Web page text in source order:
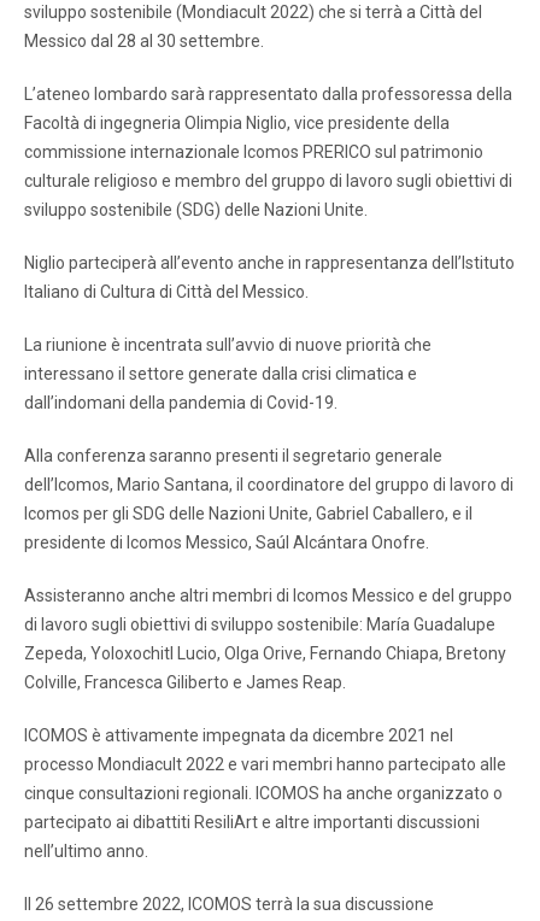
sviluppo sostenibile (Mondiacult 2022) che si terrà a Città del
Messico dal 28 al 30 settembre.
L’ateneo lombardo sarà rappresentato dalla professoressa della
Facoltà di ingegneria Olimpia Niglio, vice presidente della
commissione internazionale Icomos PRERICO sul patrimonio
culturale religioso e membro del gruppo di lavoro sugli obiettivi di
sviluppo sostenibile (SDG) delle Nazioni Unite.
Niglio parteciperà all’evento anche in rappresentanza dell’Istituto
Italiano di Cultura di Città del Messico.
La riunione è incentrata sull’avvio di nuove priorità che
interessano il settore generate dalla crisi climatica e
dall’indomani della pandemia di Covid-19.
Alla conferenza saranno presenti il segretario generale
dell’Icomos, Mario Santana, il coordinatore del gruppo di lavoro di
Icomos per gli SDG delle Nazioni Unite, Gabriel Caballero, e il
presidente di Icomos Messico, Saúl Alcántara Onofre.
Assisteranno anche altri membri di Icomos Messico e del gruppo
di lavoro sugli obiettivi di sviluppo sostenibile: María Guadalupe
Zepeda, Yoloxochitl Lucio, Olga Orive, Fernando Chiapa, Bretony
Colville, Francesca Giliberto e James Reap.
ICOMOS è attivamente impegnata da dicembre 2021 nel
processo Mondiacult 2022 e vari membri hanno partecipato alle
cinque consultazioni regionali. ICOMOS ha anche organizzato o
partecipato ai dibattiti ResiliArt e altre importanti discussioni
nell’ultimo anno.
Il 26 settembre 2022, ICOMOS terrà la sua discussione